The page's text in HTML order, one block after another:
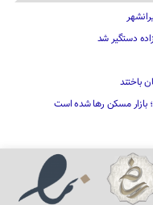
دستگیر شد